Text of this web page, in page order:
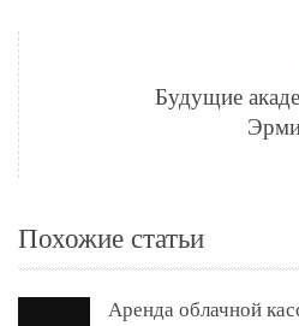
Будущие
Похожие статьи
Аренда облачной